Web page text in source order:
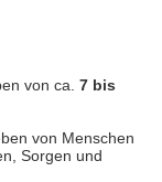
von ca. 7 bis
von Menschen
Sorgen und